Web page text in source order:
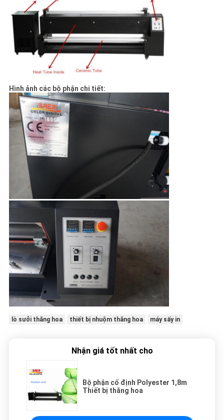
Hình ảnh các bộ phận chi tiết:
lò sưởi thăng hoa thiết bị nhuộm thăng hoa máy sấy in
Nhận giá tốt nhất cho
Bộ phận cố định Polyester 1,8m
Thiết bị thăng hoa